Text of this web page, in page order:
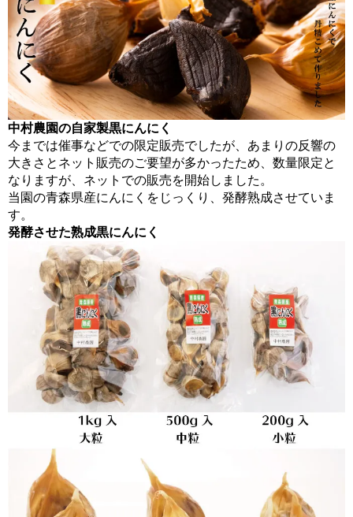
中村農園の自家製黒にんにく
今までは催事などでの限定販売でしたが、あまりの反響の
大きさとネット販売のご要望が多かったため、数量限定と
なりますが、ネットでの販売を開始しました。
当園の青森県産にんにくをじっくり、発酵熟成させていま
す。
発酵させた熟成黒にんにく